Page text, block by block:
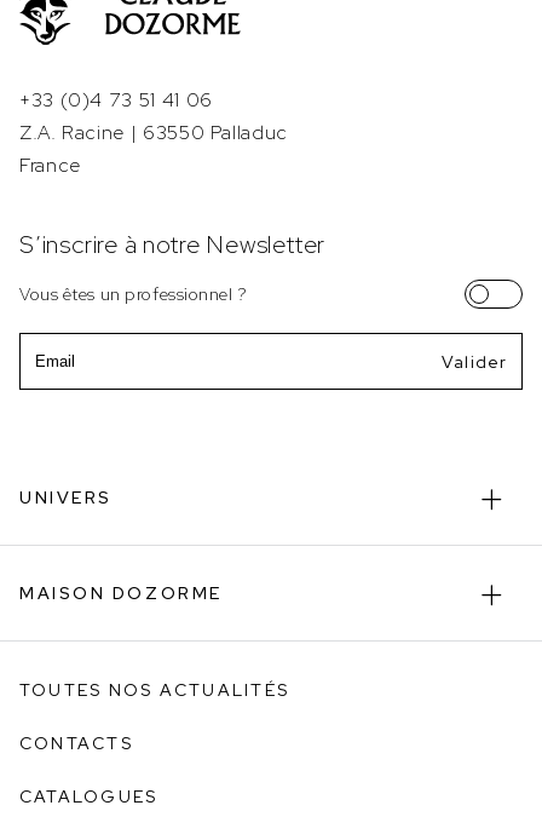
+33 (0)4 73 51 41 06
Z.A. Racine | 63550 Palladuc
France
S’inscrire à notre Newsletter
Vous êtes un professionnel ?
UNIVERS
MAISON DOZORME
TOUTES NOS ACTUALITÉS
CONTACTS
CATALOGUES